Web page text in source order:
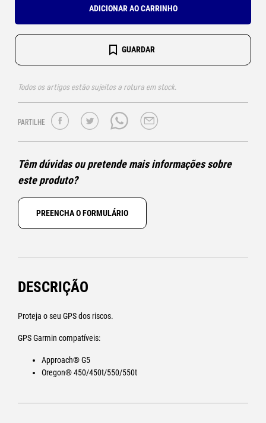
ADICIONAR AO CARRINHO
GUARDAR
Todos os artigos estão sujeitos a rotura em stock.
PARTILHE
Têm dúvidas ou pretende mais informações sobre
este produto?
PREENCHA O FORMULÁRIO
DESCRIÇÃO
Proteja o seu GPS dos riscos.
GPS Garmin compatíveis:
Approach® G5
Oregon® 450/450t/550/550t